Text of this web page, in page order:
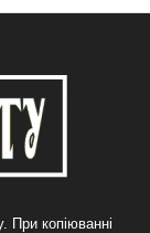
При копіюванні